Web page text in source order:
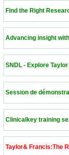
Find the Right
Advancing insight
SNDL - Explore
Session de
Clinicalkey
Taylor&